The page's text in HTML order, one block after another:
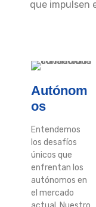
que impulsen
Autónom
Os
Entendemos
los desafíos
únicos que
enfrentan los
autónomos en
el mercado